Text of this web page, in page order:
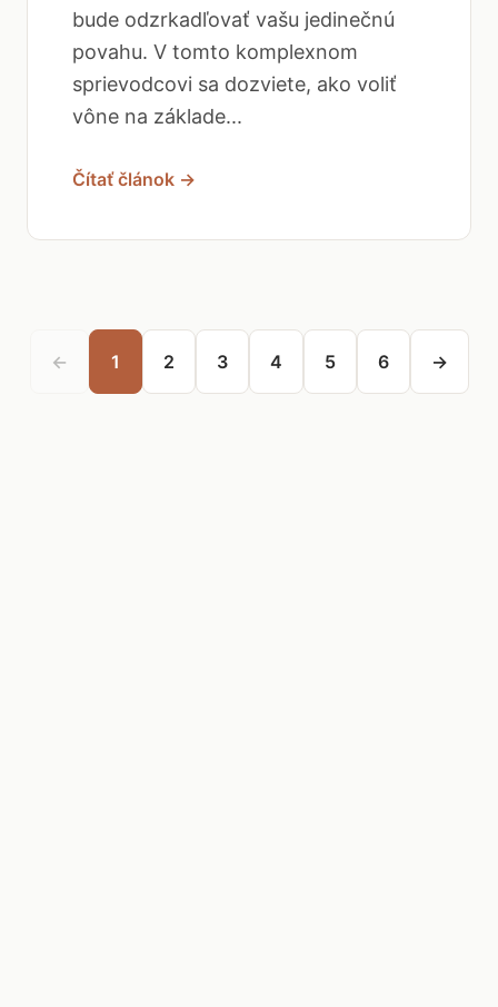
bude odzrkadľovať vašu jedinečnú
povahu. V tomto komplexnom
sprievodcovi sa dozviete, ako voliť
vône na základe...
Čítať článok →
← 1 2 3 4 5 6 →